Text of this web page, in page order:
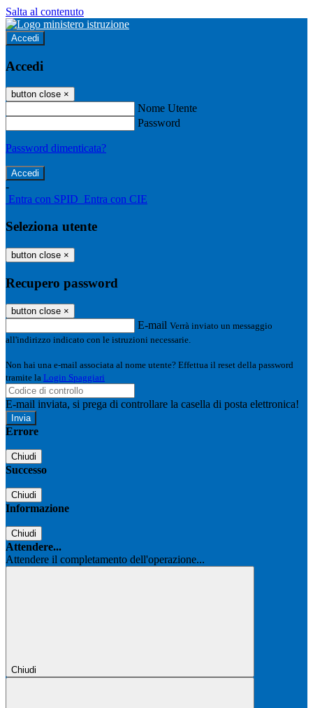
Salta al contenuto
Accedi
Accedi
button close ×
Nome Utente
Password
Password dimenticata?
-
Entra con SPID Entra con CIE
Seleziona utente
button close ×
Recupero password
button close ×
E-mail Verrà inviato un messaggio
all'indirizzo indicato con le istruzioni necessarie.
Non hai una e-mail associata al nome utente? Effettua il reset della password
tramite la Login Spaggiari
E-mail inviata, si prega di controllare la casella di posta elettronica!
Errore
Chiudi
Successo
Chiudi
Informazione
Chiudi
Attendere...
Attendere il completamento dell'operazione...
Chiudi